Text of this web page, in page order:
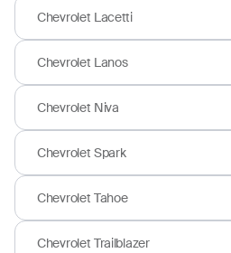
Chevrolet Lacetti
Chevrolet Lanos
Chevrolet Niva
Chevrolet Spark
Chevrolet Tahoe
Chevrolet Trailblazer